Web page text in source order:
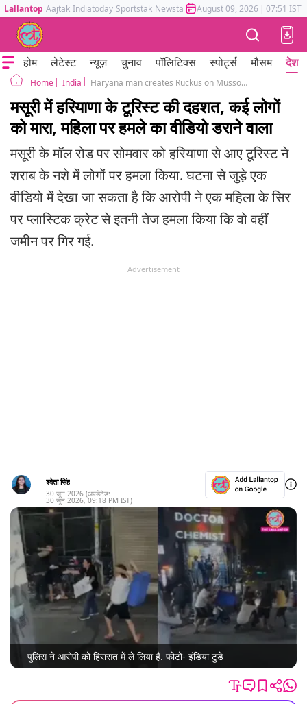
Lallantop Aajtak Indiatoday Sportstak Newstak Mumbai Tak Astrotak
August 09, 2026 | 07:51 IST
होम लेटेस्ट न्यूज़ चुनाव पॉलिटिक्स स्पोर्ट्स मौसम देश
Home India Haryana man creates Ruckus on Mussoorie Mall Road attacks Woman With Milk Tray
मसूरी में हरियाणा के टूरिस्ट की दहशत, कई लोगों
को मारा, महिला पर हमले का वीडियो डराने वाला
मसूरी के मॉल रोड पर सोमवार को हरियाणा से आए टूरिस्ट ने
शराब के नशे में लोगों पर हमला किया. घटना से जुड़े एक
वीडियो में देखा जा सकता है कि आरोपी ने एक महिला के सिर
पर प्लास्टिक क्रेट से इतनी तेज हमला किया कि वो वहीं
जमीन पर गिर गई.
Advertisement
श्वेता सिंह
30 जून 2026 (अपडेटेड:
30 जून 2026, 09:18 PM IST)
पुलिस ने आरोपी को हिरासत में ले लिया है. फोटो- इंडिया टुडे